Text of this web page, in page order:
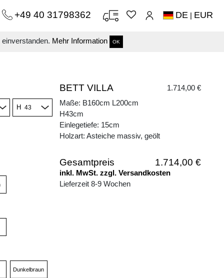
Mehr Information OK
+49 40 31798362 DE | EUR
H
Dunkelbraun
BETT VILLA
1.714,00 €
Maße: B160cm L200cm
H43cm
Einlegetiefe: 15cm
Holzart: Asteiche massiv, geölt
Gesamtpreis 1.714,00 €
inkl. MwSt. zzgl. Versandkosten
Lieferzeit 8-9 Wochen